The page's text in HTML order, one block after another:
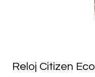
Reloj Citizen